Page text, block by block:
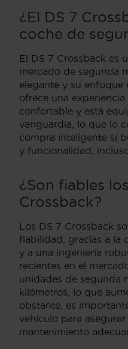
¿El DS 7
coche de
El DS 7 Crossback es
mercado de segunda
elegante y su enfoque
ofrece una
confortable y está
vanguardia, lo que lo
compra inteligente si
y funcionalidad,
¿Son fiables
Crossback?
Los DS 7 Crossback
fiabilidad, gracias a la
y a una ingeniería
recientes en el
unidades de segunda
kilómetros, lo que
obstante, es
vehículo para
mantenimiento